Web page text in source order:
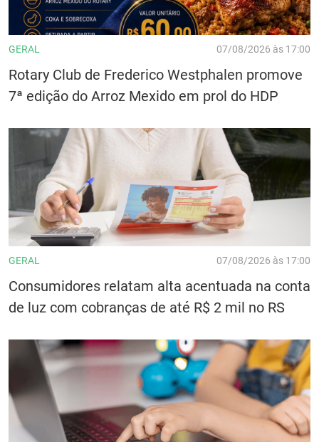
GERAL 07/08/2026 às 17:00
Rotary Club de Frederico Westphalen promove
7ª edição do Arroz Mexido em prol do HDP
GERAL 07/08/2026 às 17:00
Consumidores relatam alta acentuada na conta
de luz com cobranças de até R$ 2 mil no RS